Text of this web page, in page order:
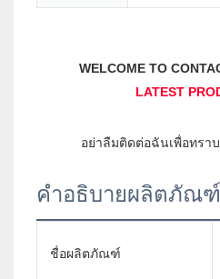
คำอธิบายผลิตภัณฑ์
ชื่อผลิตภัณฑ์